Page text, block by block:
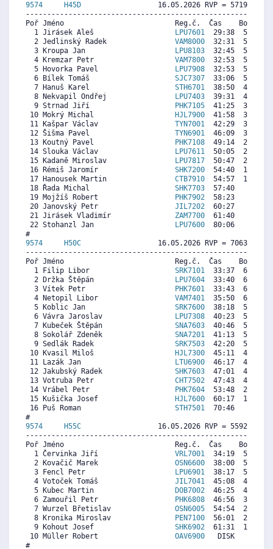
9574
H45D
16.05.2026 RVP = 5719/
Poř Jméno                          Reg.č.  Čas    Body
  1 Jirásek Aleš
LPU7601
29:38  5959
  2 Jedlinský Radek
VAM8000
32:31  5448
  3 Kroupa Jan
LPU8103
32:45  5407
  4 Kremzar Petr
VAM7800
32:53  5383
  5 Hovorka Pavel
LPU7908
32:53  5383
  6 Bílek Tomáš
SJC7307
33:06  5345
  7 Hanuš Karel
STH6701
38:50  4329
  8 Nekvapil Ondřej
LPU7403
39:31  4208
  9 Strnad Jiří
PHK7105
41:25  3871
10 Mokrý Michal
HJL7900
41:58  3774
11 Kašpar Václav TYN7001
42:29  3682
12 Šišma Pavel TYN6901
46:09  3033
13 Koutný Pavel
PHK7108
49:14  2486
14 Slouka Václav
LPU7611
50:05  2336
15 Kadaně Miroslav
LPU7817
50:47  2212
16 Rémiš Jaromír SHK7200
54:40  1524
17 Hanousek Martin CTB7910
54:57  1473
18 Řada Michal SHK7703
57:40   992
19 Mojžíš Robert
PHK7902
58:23   865
20 Janovský Petr JIL7202
60:27   499
21 Jirásek Vladimír ZAM7700
61:40   283
22 Stohanzl Jan
LPU7600
80:06     0
9574
H50C
16.05.2026 RVP = 7063/
Poř Jméno                          Reg.č.  Čas    Body
  1 Filip Libor
SRK7101
33:37  6896
  2 Držka Štěpán
LPU7604
33:40  6886
  3 Vítek Petr
PHK7601
33:43  6876
  4 Netopil Libor
VAM7401
35:50  6443
  5 Koblic Jan
SRK7600
38:18  5938
  6 Vávra Jaroslav
LPU7308
40:23  5512
  7 Kubeček Štěpán
SNA7603
40:46  5434
  8 Sokolář Zdeněk
SNA7201
41:13  5342
  9 Sedlák Radek
SRK7503
42:20  5113
10 Kvasil Miloš
HJL7300
45:11  4530
11 Lazák Jan
LTU6900
46:17  4305
12 Jakubský Radek SHK7603
47:01  4155
13 Votruba Petr CHT7502
47:43  4012
14 Vrábel Petr
PHK7604
53:48  2768
15 Kušička Josef
HJL7600
60:17  1442
16 Puš Roman STH7501
70:46     0
9574
H55C
16.05.2026 RVP = 5592/
Poř Jméno                          Reg.č.  Čas    Body
  1 Červinka Jiří
VRL7001
34:19  5800
  2 Kovačič Marek
OSN6600
38:00  5258
  3 Fencl Petr
LPU6901
38:17  5216
  4 Votoček Tomáš
JIL7041
45:08  4208
  5 Kubec Martin
DOB7002
46:25  4019
  6 Zamouřil Petr
PHK6808
46:56  3943
  7 Wurzel Břetislav
OSN6005
54:54  2771
  8 Kronika Miroslav
PEN7100
56:01  2607
  9 Kohout Josef
SHK6902
61:31  1798
10 Müller Robert OAV6900
DISK     0